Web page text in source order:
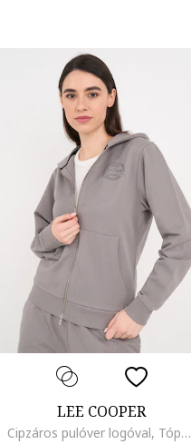
LEE COOPER
Cipzáros pulóver logóval, Tópbarna